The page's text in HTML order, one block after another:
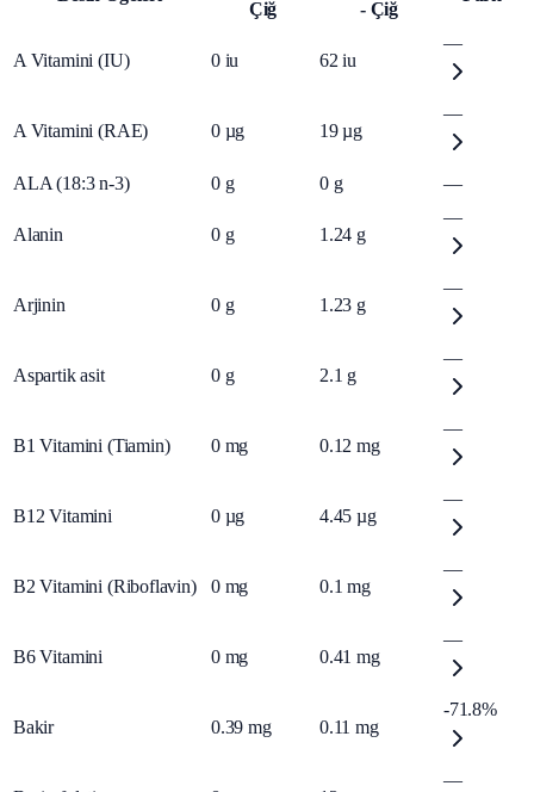
Çiğ - Çiğ
A Vitamini (IU) 0 iu 62 iu
—
A Vitamini (RAE) 0 µg 19 µg
—
ALA (18:3 n-3) 0 g 0 g —
Alanin 0 g 1.24 g
—
Arjinin 0 g 1.23 g
—
Aspartik asit 0 g 2.1 g
—
B1 Vitamini (Tiamin) 0 mg 0.12 mg
—
B12 Vitamini 0 µg 4.45 µg
—
B2 Vitamini (Riboflavin) 0 mg 0.1 mg
—
B6 Vitamini 0 mg 0.41 mg
—
Bakir 0.39 mg 0.11 mg
-71.8%
—